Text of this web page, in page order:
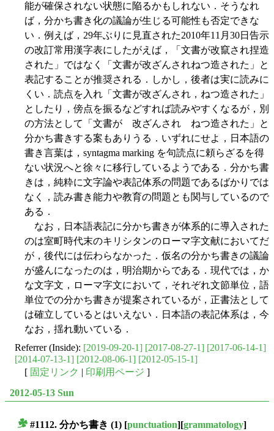
能が確保されない状態に陥るかもしれない．そうなれ
ば，分かち書き化の議論が生じる可能性も否定できな
い．例えば，29年ぶりに見直された2010年11月30日告示
の改訂常用漢字表にしたがえば，「文書が改竄され捏造
された」ではなく「文書が改ざんされねつ造された」と
表記することが推奨される．しかし，後者は実に読みに
くい．読点を入れ「文書が改ざんされ，ねつ造された」
としたり，傍点を振るなどすれば読みやすくなるが，別
の方法として「文書が 改ざんされ ねつ造された」と
分かち書きする案もありうる．いずれにせよ，日本語の
書き言葉は，syntagma marking を句読点に頼らざるを得
ない状況へと徐々に移行しているようである．分かち書
きは，純粋に文字論や表記体系の問題であるばかりでは
なく，読み書き能力や教育の問題とも関与しているので
ある．
なお，日本語表記に分かち書きが体系的に導入された
のは室町時代末のキリシタンのローマ字文献においてだ
が，後代には伝わらなかった．仮名の分かち書きの議論
が盛んになったのは，明治期からである．現代では，か
な文字文，ローマ字文において，それぞれ文節単位，語
単位での分かち書きが提案されているが，正書法として
は確立しているとはいえない．日本語の表記体系は，今
なお，揺れ動いている．
Referrer (Inside): [2019-09-20-1] [2017-08-27-1] [2017-06-14-1]
[2014-07-13-1] [2012-08-06-1] [2012-05-15-1]
[ 固定リンク | 印刷用ページ ]
2012-05-13 Sun
#1112. 分かち書き (1) [punctuation][grammatology]